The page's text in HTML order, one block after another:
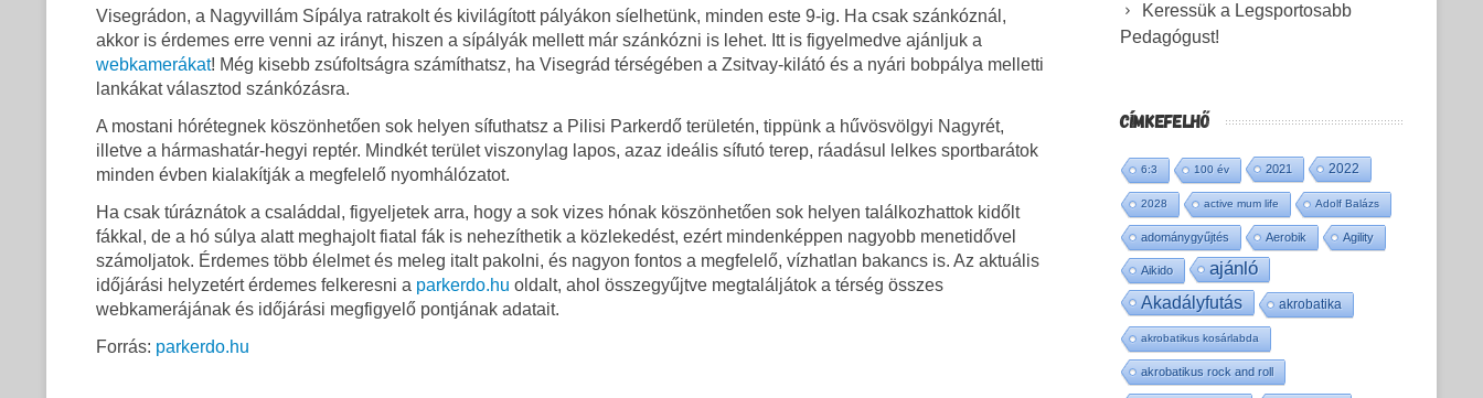
Visegrádon, a Nagyvillám Sípálya ratrakolt és kivilágított pályákon síelhetünk, minden este 9-ig. Ha csak szánkóznál,
akkor is érdemes erre venni az irányt, hiszen a sípályák mellett már szánkózni is lehet. Itt is figyelmedve ajánljuk a
webkamerákat! Még kisebb zsúfoltságra számíthatsz, ha Visegrád térségében a Zsitvay-kilátó és a nyári bobpálya melletti
lankákat választod szánkózásra.
A mostani hórétegnek köszönhetően sok helyen sífuthatsz a Pilisi Parkerdő területén, tippünk a hűvösvölgyi Nagyrét,
illetve a hármashatár-hegyi reptér. Mindkét terület viszonylag lapos, azaz ideális sífutó terep, ráadásul lelkes sportbarátok
minden évben kialakítják a megfelelő nyomhálózatot.
Ha csak túráznátok a családdal, figyeljetek arra, hogy a sok vizes hónak köszönhetően sok helyen találkozhattok kidőlt
fákkal, de a hó súlya alatt meghajolt fiatal fák is nehezíthetik a közlekedést, ezért mindenképpen nagyobb menetidővel
számoljatok. Érdemes több élelmet és meleg italt pakolni, és nagyon fontos a megfelelő, vízhatlan bakancs is. Az aktuális
időjárási helyzetért érdemes felkeresni a parkerdo.hu oldalt, ahol összegyűjtve megtaláljátok a térség összes
webkamerájának és időjárási megfigyelő pontjának adatait.
Forrás: parkerdo.hu
Keressük a Legsportosabb
Pedagógust!
CÍMKEFELHŐ
6:3 100 év 2021 2022
2028 active mum life Adolf Balázs
adománygyűjtés Aerobik Agility
Aikido ajánló
Akadályfutás akrobatika
akrobatikus kosárlabda
akrobatikus rock and roll